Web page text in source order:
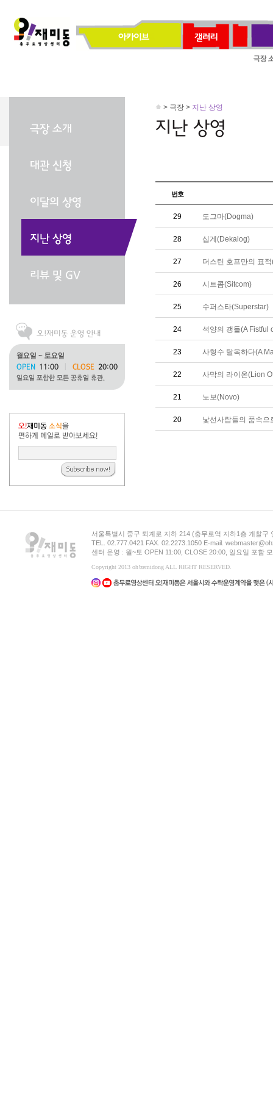
> 극장 > 지난 상영
번호
29 도그마(Dogma)
28 십계(Dekalog)
27 더스틴 호프만의 표
26 시트콤(Sitcom)
25 수퍼스타(Superstar)
24 석양의 갱들(A Fistful
23 사형수 탈옥하다(A
22 사막의 라이온(Lion
21 노보(Novo)
20 낯선사람들의 품속으
서울특별시 중구 퇴계로 지하 214 (충무로역 지하1층 개찰구
TEL. 02.777.0421 FAX. 02.2273.1050 E-mail.
센터 운영 : 월~토 OPEN 11:00, CLOSE 20:00, 일요일 포함
Copyright 2013 oh!zemidong ALL RIGHT RESERVED.